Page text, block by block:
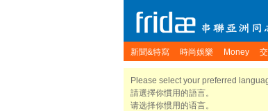
新聞&特寫 時尚娛樂 Money
Please select your preferred
請選擇你慣用的語言。
请选择你惯用的语言。